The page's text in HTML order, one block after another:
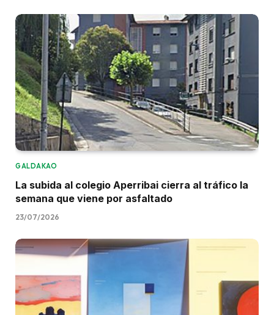
GALDAKAO
La subida al colegio Aperribai cierra al tráfico la
semana que viene por asfaltado
23/07/2026